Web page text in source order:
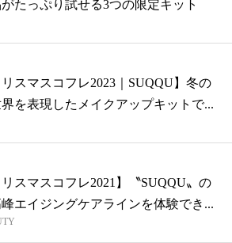
たっぷり試せる3つの限定キット
リスマスコフレ2023｜SUQQU】冬の
を表現したメイクアップキットで...
リスマスコフレ2021】〝SUQQU〟の
エイジングケアラインを体験でき...